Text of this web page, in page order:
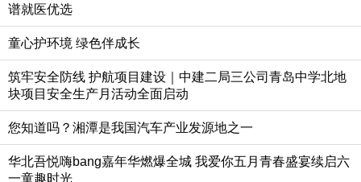
谱就医优选
童心护环境 绿色伴成长
筑牢安全防线 护航项目建设｜中建二局三公司青岛中学北地
块项目安全生产月活动全面启动
您知道吗？湘潭是我国汽车产业发源地之一
华北吾悦嗨bang嘉年华燃爆全城 我爱你五月青春盛宴续启六
一童趣时光